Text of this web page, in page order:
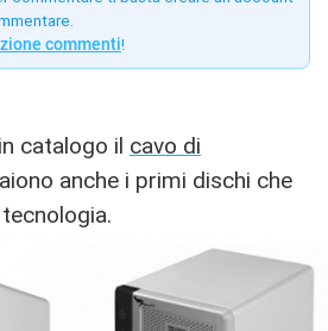
commenti!
catalogo il cavo di
anche i primi dischi che